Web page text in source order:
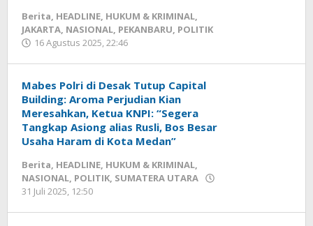
Berita, HEADLINE, HUKUM & KRIMINAL,
JAKARTA, NASIONAL, PEKANBARU, POLITIK
16 Agustus 2025, 22:46
Mabes Polri di Desak Tutup Capital
Building: Aroma Perjudian Kian
Meresahkan, Ketua KNPI: “Segera
Tangkap Asiong alias Rusli, Bos Besar
Usaha Haram di Kota Medan”
Berita, HEADLINE, HUKUM & KRIMINAL,
NASIONAL, POLITIK, SUMATERA UTARA
31 Juli 2025, 12:50